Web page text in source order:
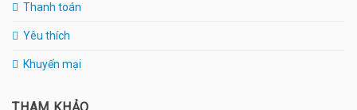
Thanh toán
Yêu thích
Khuyến mại